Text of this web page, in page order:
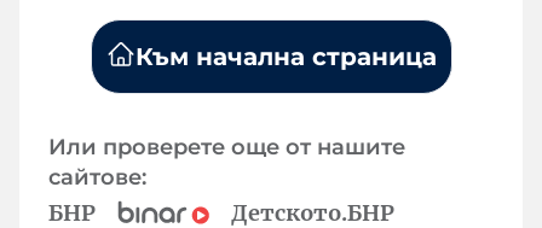
Към начална страница
Или проверете още от нашите
сайтове:
БНР
Детското.БНР